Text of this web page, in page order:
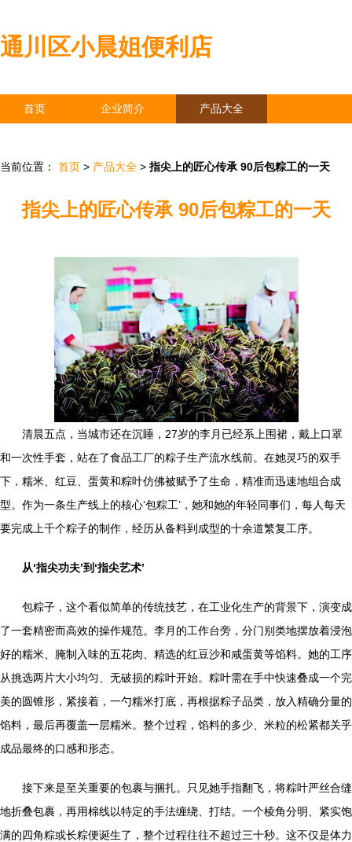
通川区小晨姐便利店
首页 企业简介 产品大全
当前位置： 首页 > 产品大全 > 指尖上的匠心传承 90后包粽工的一天
指尖上的匠心传承 90后包粽工的一天
清晨五点，当城市还在沉睡，27岁的李月已经系上围裙，戴上口罩
和一次性手套，站在了食品工厂的粽子生产流水线前。在她灵巧的双手
下，糯米、红豆、蛋黄和粽叶仿佛被赋予了生命，精准而迅速地组合成
型。作为一条生产线上的核心‘包粽工’，她和她的年轻同事们，每人每天
要完成上千个粽子的制作，经历从备料到成型的十余道繁复工序。
从‘指尖功夫’到‘指尖艺术’
包粽子，这个看似简单的传统技艺，在工业化生产的背景下，演变成
了一套精密而高效的操作规范。李月的工作台旁，分门别类地摆放着浸泡
好的糯米、腌制入味的五花肉、精选的红豆沙和咸蛋黄等馅料。她的工序
从挑选两片大小均匀、无破损的粽叶开始。粽叶需在手中快速叠成一个完
美的圆锥形，紧接着，一勺糯米打底，再根据粽子品类，放入精确分量的
馅料，最后再覆盖一层糯米。整个过程，馅料的多少、米粒的松紧都关乎
成品最终的口感和形态。
接下来是至关重要的包裹与捆扎。只见她手指翻飞，将粽叶严丝合缝
地折叠包裹，再用棉线以特定的手法缠绕、打结。一个棱角分明、紧实饱
满的四角粽或长粽便诞生了，整个过程往往不超过三十秒。这不仅是体力